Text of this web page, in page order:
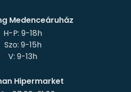
Medenceáruház
H-P: 9-18h
Szo: 9-15h
Hipermarket